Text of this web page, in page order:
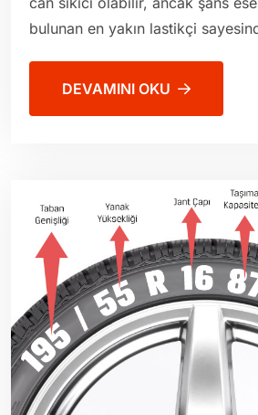
bulunan en yakın lastikçi
DEVAMINI OKU